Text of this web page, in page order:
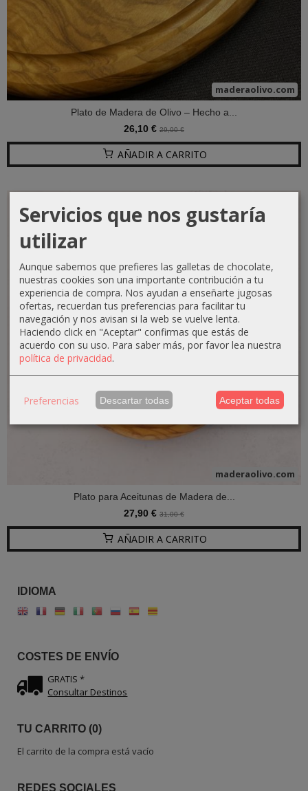
IDIOMA
COSTES DE ENVÍO
GRATIS *
Consultar Destinos
TU CARRITO (0)
El carrito de la compra está vacío
REDES SOCIALES
maderaolivo.com
Plato de Madera de Olivo – Hecho a...
26,10 € 29,00 €
AÑADIR A CARRITO
maderaolivo.com
Plato para Aceitunas de Madera de...
27,90 € 31,00 €
AÑADIR A CARRITO
Servicios que nos gustaría
utilizar
Aunque sabemos que prefieres las galletas de chocolate,
nuestras cookies son una importante contribución a tu
experiencia de compra. Nos ayudan a enseñarte jugosas
ofertas, recuerdan tus preferencias para facilitar tu
navegación y nos avisan si la web se vuelve lenta.
Haciendo click en "Aceptar" confirmas que estás de
acuerdo con su uso. Para saber más, por favor lea nuestra
política de privacidad.
Preferencias Descartar todas Aceptar todas